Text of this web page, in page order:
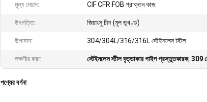
মূল্য মেয়াদ: CIF CFR FOB প্রাক্তন কাজ
উৎপত্তি: জিয়াংসু চীন (মূল ভূখণ্ড)
উপাদান: 304/304L/316/316L স্টেইনলেস স্টিল
লক্ষণীয় করা: স্টেইনলেস স্টীল বৃত্তাকার পাইপ প্রস্তুতকারক, 309
পণ্যের বর্ণনা